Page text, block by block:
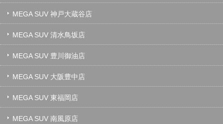
MEGA SUV 神戸大蔵谷店
MEGA SUV 清水鳥坂店
MEGA SUV 豊川御油店
MEGA SUV 大阪豊中店
MEGA SUV 東福岡店
MEGA SUV 南風原店